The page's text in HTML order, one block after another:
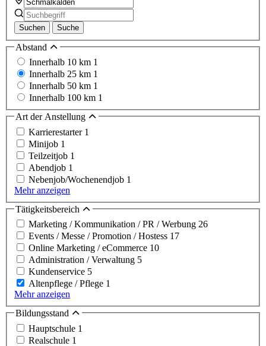
Suchen Suche
Abstand
Innerhalb 10 km 1
Innerhalb 25 km 1
Innerhalb 50 km 1
Innerhalb 100 km 1
Art der Anstellung
Karrierestarter 1
Minijob 1
Teilzeitjob 1
Abendjob 1
Nebenjob/Wochenendjob 1
Mehr anzeigen
Tätigkeitsbereich
Marketing / Kommunikation / PR / Werbung 26
Events / Messe / Promotion / Hostess 17
Online Marketing / eCommerce 10
Administration / Verwaltung 5
Kundenservice 5
Altenpflege / Pflege 1
Mehr anzeigen
Bildungsstand
Hauptschule 1
Realschule 1